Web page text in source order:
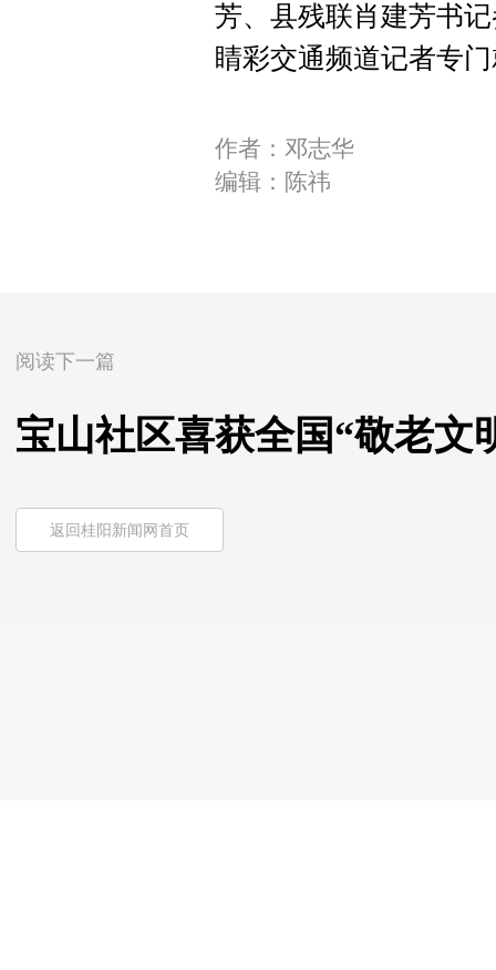
芳、县残联肖建芳书
睛彩交通频道记者专
作者：邓志华
编辑：陈祎
阅读下一篇
宝山社区喜获全国“敬老文
返回桂阳新闻网首页